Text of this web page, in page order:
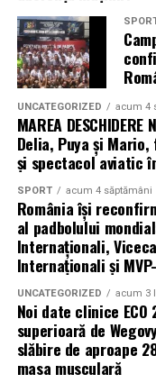
UNCATEGORIZED acum 4
MAREA
Delia, Puya și
și spectacol aviatic
SPORT acum 4 săptămâni
România își
al padbolului
Internaționali,
Internaționali și
UNCATEGORIZED acum 3
Noi date clinice ECO
superioară de
slăbire de aproape
masa musculară